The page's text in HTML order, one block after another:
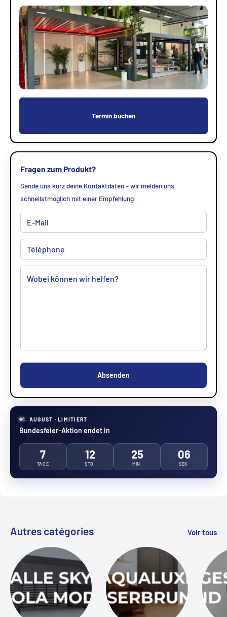
Termin buchen
Fragen zum Produkt?
Sende uns kurz deine Kontaktdaten – wir melden uns
schnellstmöglich mit einer Empfehlung.
Absenden
1. AUGUST · LIMITIERT
Bundesfeier-Aktion endet in
7
TAGE
12
STD.
25
MIN.
06
SEK.
Autres catégories Voir tous